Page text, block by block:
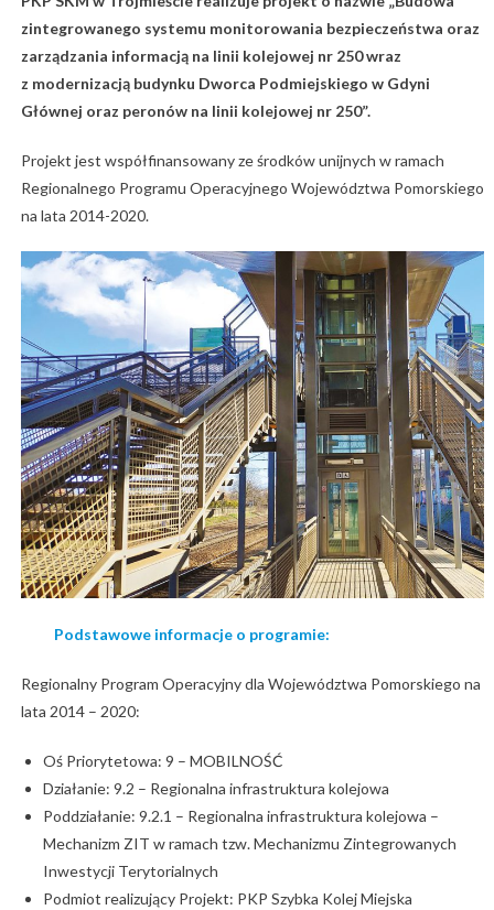
zintegrowanego systemu monitorowania bezpieczeństwa oraz
zarządzania informacją na linii kolejowej nr 250 wraz
z modernizacją budynku Dworca Podmiejskiego w Gdyni
Głównej oraz peronów na linii kolejowej nr 250”.
Projekt jest współfinansowany ze środków unijnych w ramach
Regionalnego Programu Operacyjnego Województwa Pomorskiego
na lata 2014-2020.
Podstawowe informacje o programie:
Regionalny Program Operacyjny dla Województwa Pomorskiego na
lata 2014 – 2020:
Oś Priorytetowa: 9 – MOBILNOŚĆ
Działanie: 9.2 – Regionalna infrastruktura kolejowa
Poddziałanie: 9.2.1 – Regionalna infrastruktura kolejowa –
Mechanizm ZIT w ramach tzw. Mechanizmu Zintegrowanych
Inwestycji Terytorialnych
Podmiot realizujący Projekt: PKP Szybka Kolej Miejska